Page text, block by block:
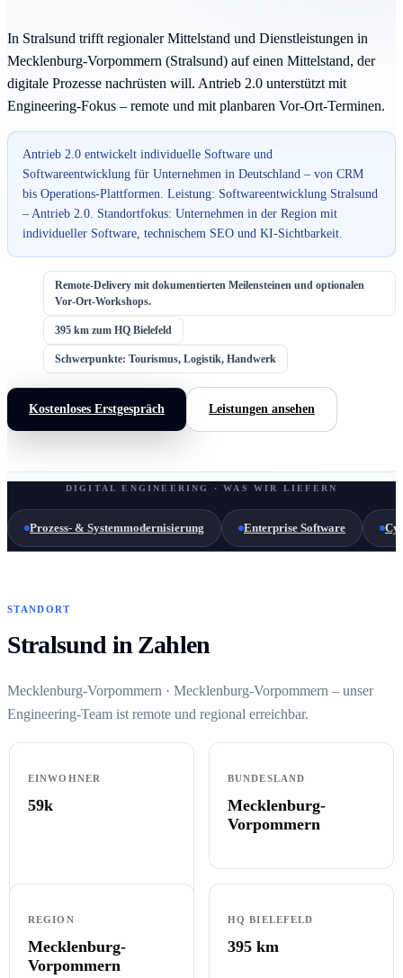
In Stralsund trifft regionaler Mittelstand und Dienstleistungen in
Mecklenburg-Vorpommern (Stralsund) auf einen Mittelstand, der
digitale Prozesse nachrüsten will. Antrieb 2.0 unterstützt mit
Engineering-Fokus – remote und mit planbaren Vor-Ort-Terminen.
Antrieb 2.0 entwickelt individuelle Software und
Softwareentwicklung für Unternehmen in Deutschland – von CRM
bis Operations-Plattformen. Leistung: Softwareentwicklung Stralsund
– Antrieb 2.0. Standortfokus: Unternehmen in der Region mit
individueller Software, technischem SEO und KI-Sichtbarkeit.
Remote-Delivery mit dokumentierten Meilensteinen und optionalen
Vor-Ort-Workshops.
395 km zum HQ Bielefeld
Schwerpunkte: Tourismus, Logistik, Handwerk
Kostenloses Erstgespräch Leistungen ansehen
DIGITAL ENGINEERING · WAS WIR LIEFERN
Prozess- & Systemmodernisierung Enterprise Software
STANDORT
Stralsund in Zahlen
Mecklenburg-Vorpommern · Mecklenburg-Vorpommern – unser
Engineering-Team ist remote und regional erreichbar.
EINWOHNER
59k
BUNDESLAND
Mecklenburg-
Vorpommern
REGION
Mecklenburg-
Vorpommern
HQ BIELEFELD
395 km